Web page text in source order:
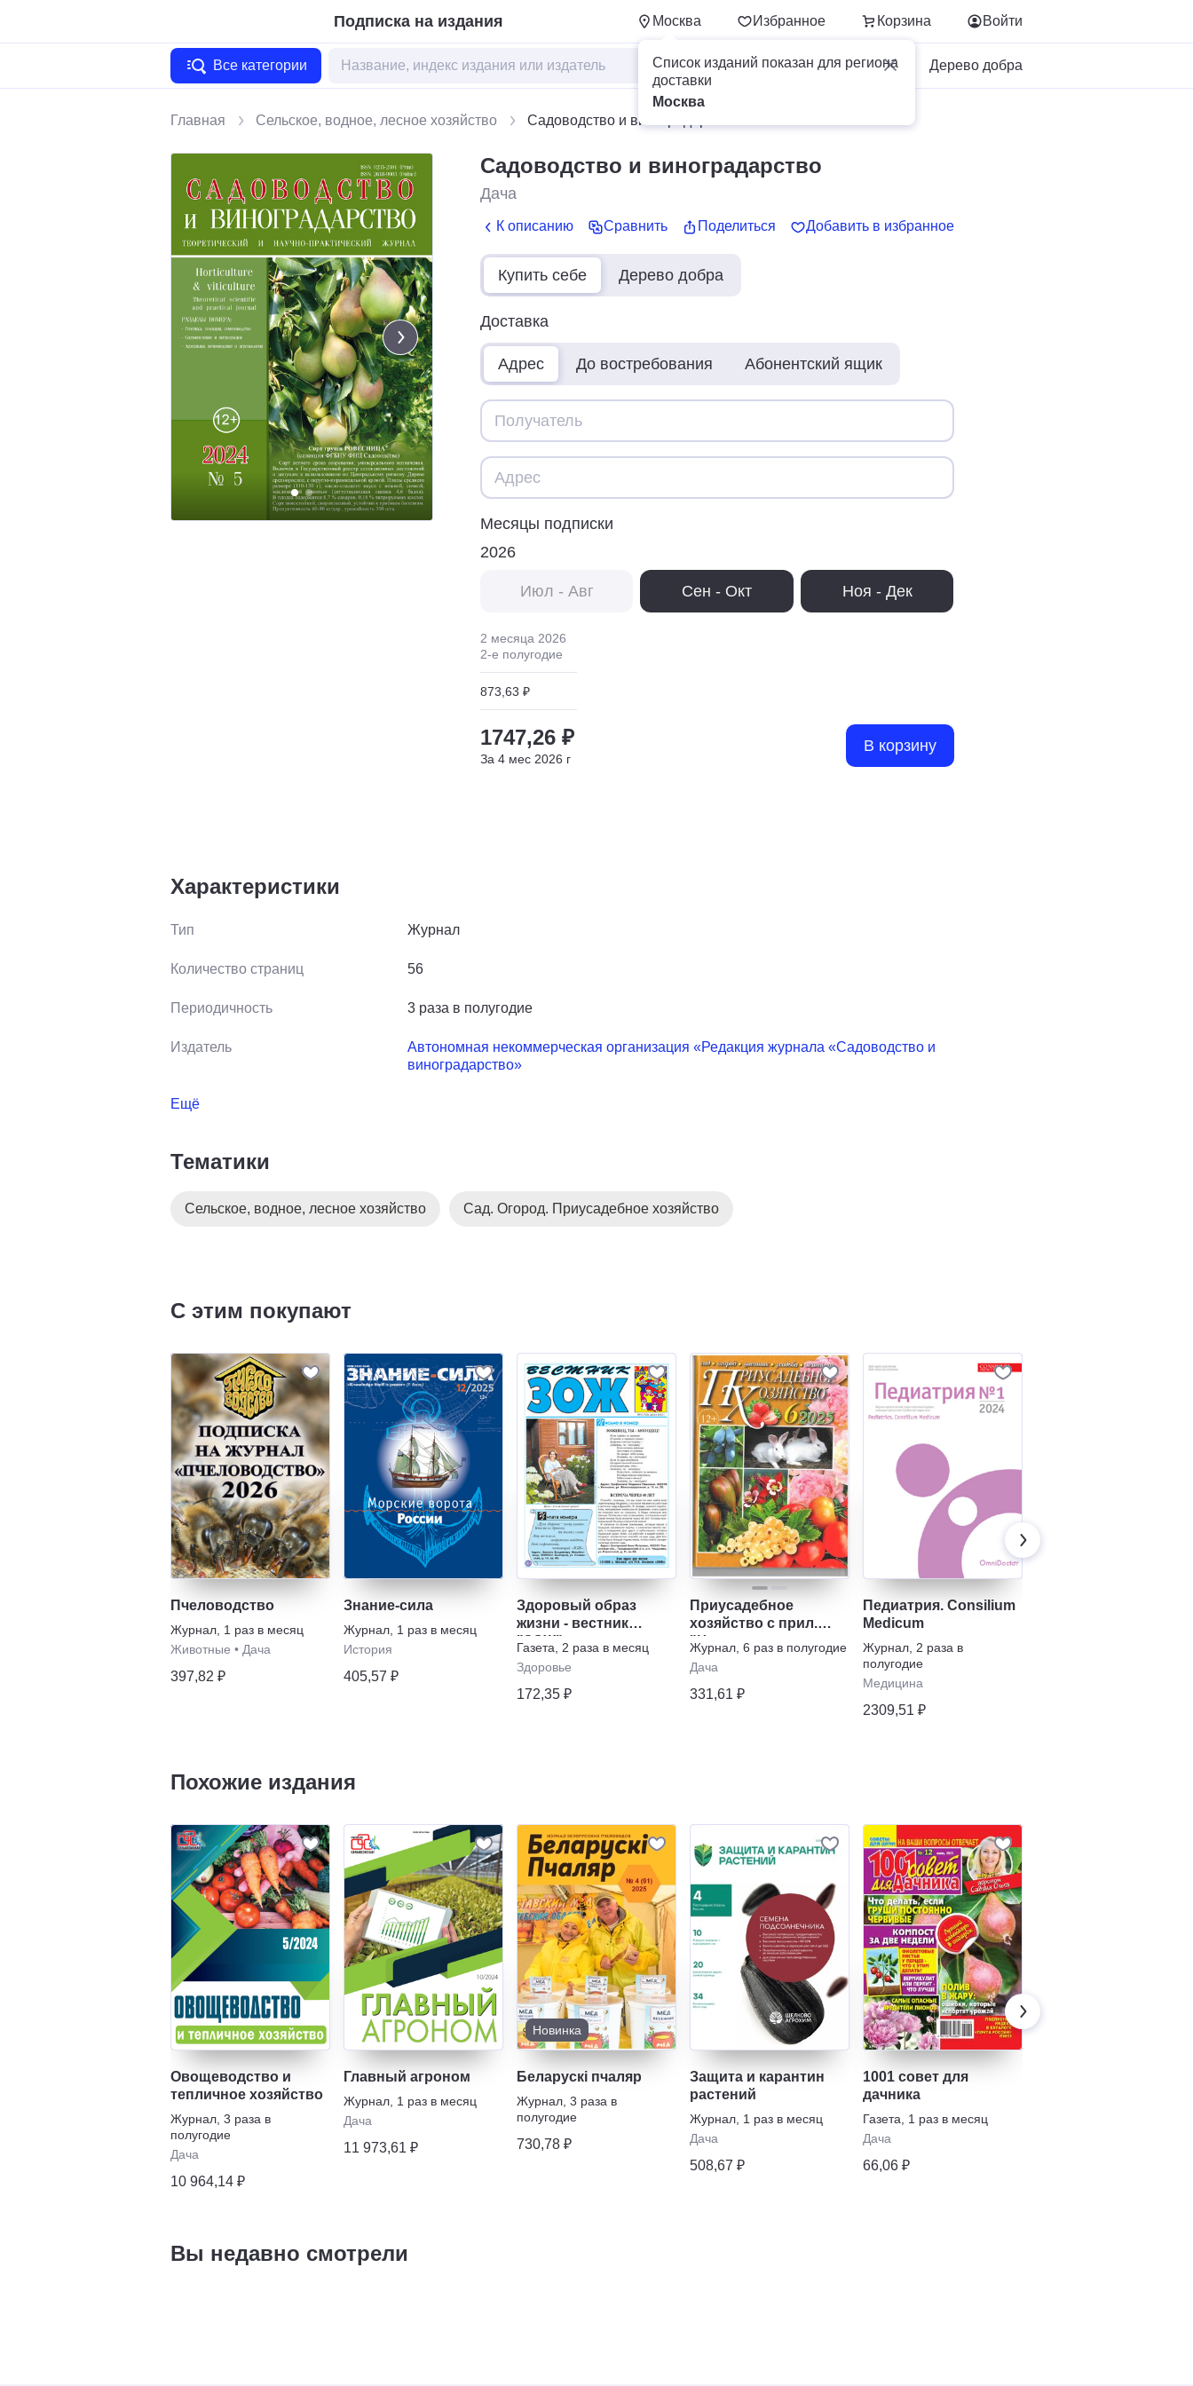
Подписка на издания Москва Избранное Корзина
Список изданий показан для региона
доставки
Москва
Войти
Все категории Для бизнеса Дерево добра
Главная Сельское, водное, лесное хозяйство Садоводство и виноградарство
Садоводство и виноградарство
Дача
К описанию Сравнить Поделиться Добавить в избранное
Купить себе Дерево добра
Доставка
Адрес До востребования Абонентский ящик
Месяцы подписки
2026
Июл - Авг Сен - Окт Ноя - Дек
2 месяца 2026
2-е полугодие
873,63 ₽
1747,26 ₽
За 4 мес 2026 г
В корзину
Характеристики
Тип Журнал
Количество страниц 56
Периодичность 3 раза в полугодие
Издатель
Автономная некоммерческая организация «Редакция журнала «Садоводство и
виноградарство»
Ещё
Тематики
Сельское, водное, лесное хозяйство Сад. Огород. Приусадебное хозяйство
С этим покупают
Пчеловодство
Журнал 1 раз в месяц
Животные • Дача
397,82 ₽
Знание-сила
Журнал 1 раз в месяц
История
405,57 ₽
Здоровый образ
жизни - вестник
"ЗОЖ"
Газета
2 раза в месяц
Здоровье
172,35 ₽
Приусадебное
хозяйство с прил.
"Цветы в саду и
дома"
Журнал 6 раз в полугодие
Дача
331,61 ₽
Педиатрия. Consilium
Medicum
Журнал 2 раза в
полугодие
Медицина
2309,51 ₽
Похожие издания
Овощеводство и
тепличное хозяйство
Журнал 3 раза в
полугодие
Дача
10 964,14 ₽
Главный агроном
Журнал 1 раз в месяц
Дача
11 973,61 ₽
Новинка
Беларускi пчаляр
Журнал 3 раза в
полугодие
730,78 ₽
Защита и карантин
растений
Журнал 1 раз в месяц
Дача
508,67 ₽
1001 совет для
дачника
Газета
1 раз в месяц
Дача
66,06 ₽
Вы недавно смотрели